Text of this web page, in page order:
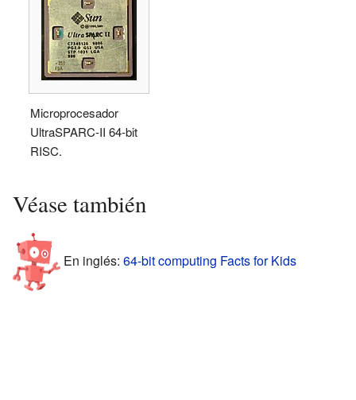
Microprocesador
UltraSPARC-II 64-bit
RISC.
Véase también
En inglés: 64-bit computing Facts for Kids